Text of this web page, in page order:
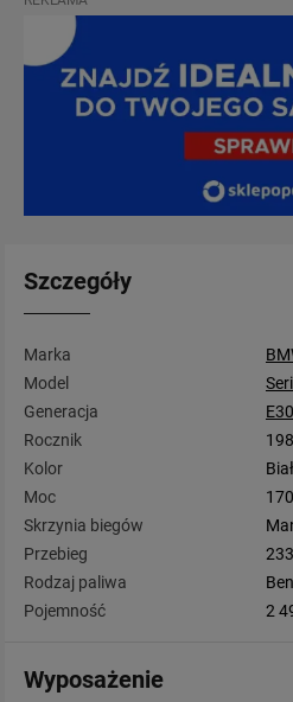
Szczegóły
Marka
Model
Generacja
E30
Rocznik
Kolor
Moc
Skrzynia biegów
Przebieg
Rodzaj paliwa
Pojemność
2
Wyposażenie